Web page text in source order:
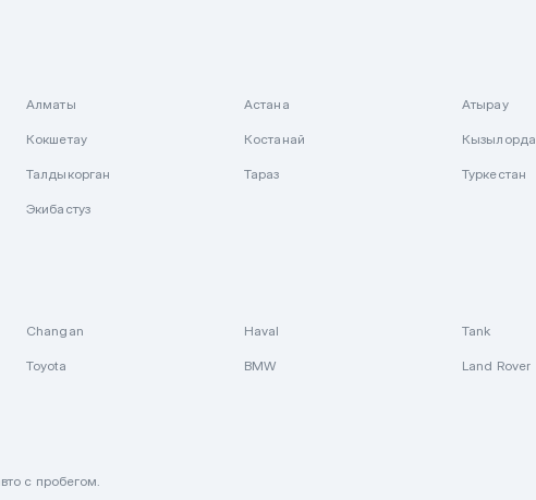
Алматы Астана Атырау
Кокшетау Костанай Кызылорда
Талдыкорган Тараз Туркестан
Экибастуз
Changan Haval Tank
Toyota BMW Land Rover
с пробегом.